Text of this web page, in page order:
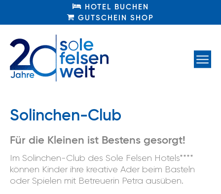
HOTEL BUCHEN
GUTSCHEIN SHOP
Solinchen-Club
Für die Kleinen ist Bestens gesorgt!
Im Solinchen-Club des Sole Felsen Hotels****
können Kinder ihre kreative Ader beim Basteln
oder Spielen mit Betreuerin Petra ausüben.
HOTEL BUCHEN
GUTSCHEIN SHOP